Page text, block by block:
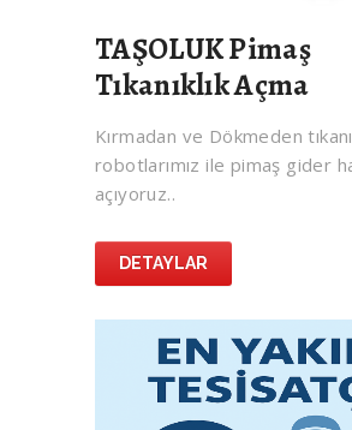
TAŞOLUK Pimaş
Tıkanıklık Açma
Kırmadan ve Dökmeden
robotlarımız ile pimaş gider
açıyoruz..
DETAYLAR